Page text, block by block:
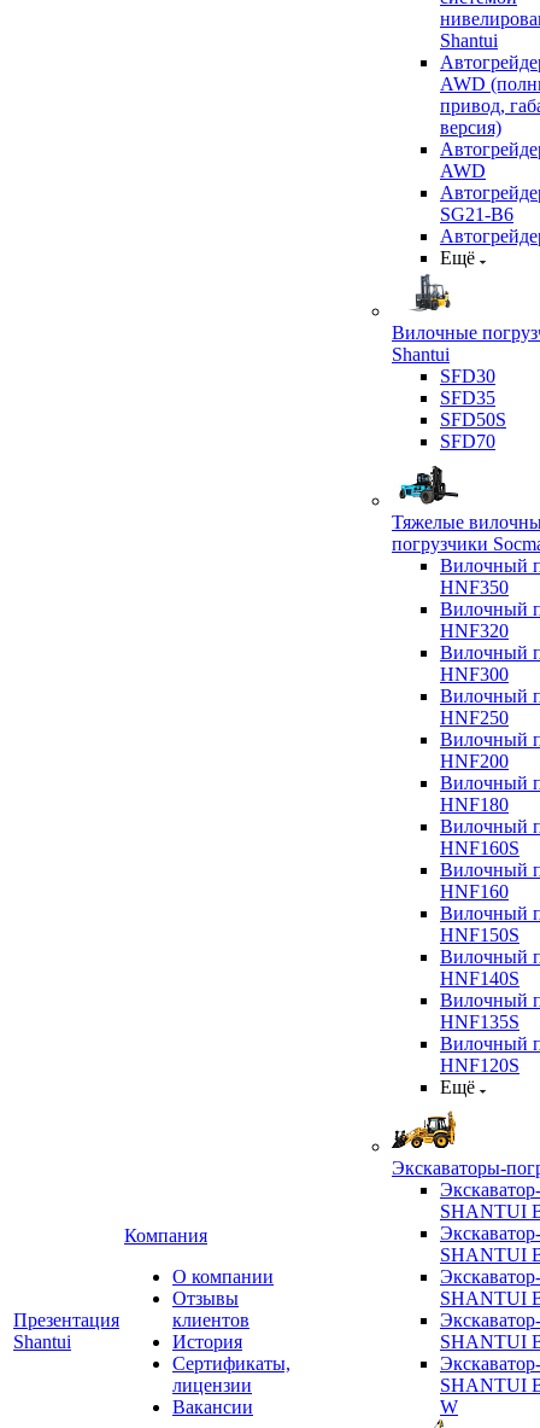
Презентация
Shantui
Компания
О компании
Отзывы
клиентов
История
Сертификаты,
лицензии
Вакансии
Shantui
AWD
привод,
версия)
AWD
SG21-B6
Ещё
Вилочные
Shantui
SFD30
SFD35
SFD50S
SFD70
Тяжелые
погрузчики
Вилочный
HNF350
Вилочный
HNF320
Вилочный
HNF300
Вилочный
HNF250
Вилочный
HNF200
Вилочный
HNF180
Вилочный
HNF160S
Вилочный
HNF160
Вилочный
HNF150S
Вилочный
HNF140S
Вилочный
HNF135S
Вилочный
HNF120S
Ещё
Экскаваторы-
SHANTUI
SHANTUI
SHANTUI
SHANTUI
SHANTUI
W